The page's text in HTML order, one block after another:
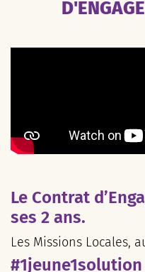
Le Contrat
ses 2 ans.
Les Missions Locales,
#1jeune1solution